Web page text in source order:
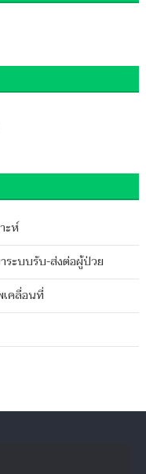
มีทางระบายน้ำทะลักท่วมขัง
บน
ถนน360ไม่มี
ระบาย
ขัง
ะห์
ะบบรับ-ส่งต่อผู้ป่วย
เคลื่อนที่